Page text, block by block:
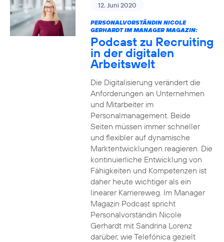
12. Juni 2020
PERSONALVORSTÄNDIN NICOLE
GERHARDT IM MANAGER MAGAZIN:
Podcast zu Recruiting
in der digitalen
Arbeitswelt
Die Digitalisierung verändert die
Anforderungen an Unternehmen
und Mitarbeiter im
Personalmanagement. Beide
Seiten müssen immer schneller
und flexibler auf dynamische
Marktentwicklungen reagieren. Die
kontinuierliche Entwicklung von
Fähigkeiten und Kompetenzen ist
daher heute wichtiger als ein
linearer Karriereweg. Im Manager
Magazin Podcast spricht
Personalvorständin Nicole
Gerhardt mit Sandrina Lorenz
darüber, wie Telefónica gezielt